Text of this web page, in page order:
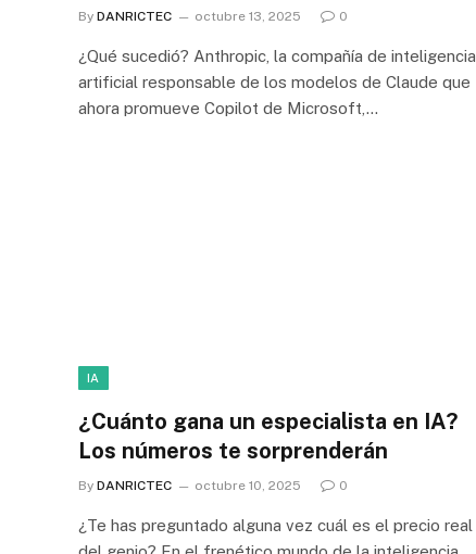
By DANRICTEC octubre 13, 2025 0
¿Qué sucedió? Anthropic, la compañía de inteligencia
artificial responsable de los modelos de Claude que
ahora promueve Copilot de Microsoft,…
IA
¿Cuánto gana un especialista en IA?
Los números te sorprenderán
By DANRICTEC octubre 10, 2025 0
¿Te has preguntado alguna vez cuál es el precio real